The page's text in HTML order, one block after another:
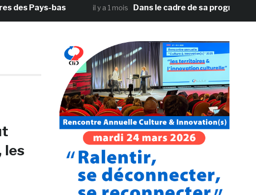
Pays-bas il y a 1 mois Dans le cadre de sa programmation
les